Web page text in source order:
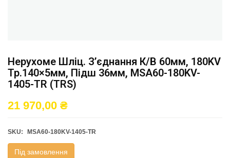
Нерухоме Шліц. З’єднання К/в 60мм, 180KV
Тр.140×5мм, Підш 36мм, MSA60-180KV-
1405-TR (TRS)
21 970,00 ₴
SKU: MSA60-180KV-1405-TR
Під замовлення